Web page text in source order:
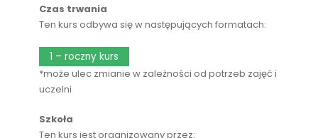
Czas trwania
Ten kurs odbywa się w następujących formatach:
1 – roczny kurs
*może ulec zmianie w zależności od potrzeb zajęć i
uczelni
Szkoła
Ten kurs jest organizowany przez: